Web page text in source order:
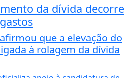
da dívida decorre
que a elevação do
à rolagem da dívida